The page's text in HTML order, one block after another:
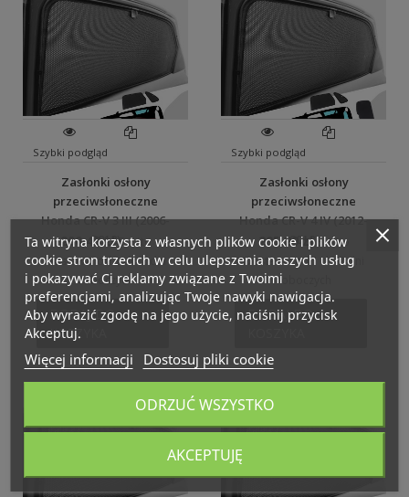
Szybki podgląd
Zasłonki osłony
przeciwsłoneczne
Honda CR-V 3 III (2006-
2012)
200,49 zł Brutto
Dostawa: od 1 do 2 dni
roboczych
DODAJ DO
KOSZYKA
Szybki podgląd
Zasłonki osłony
przeciwsłoneczne
Honda CR-V 4 IV (2012-
2018)
295,20 zł Brutto
Dostawa: od 1 do 2 dni
roboczych
DODAJ DO
Ta witryna korzysta z własnych plików cookie i plików
cookie stron trzecich w celu ulepszenia naszych usług
i pokazywać Ci reklamy związane z Twoimi
preferencjami, analizując Twoje nawyki nawigacja.
Aby wyrazić zgodę na jego użycie, naciśnij przycisk
Akceptuj.
Więcej informacji Dostosuj pliki cookie
ODRZUĆ WSZYSTKO
AKCEPTUJĘ